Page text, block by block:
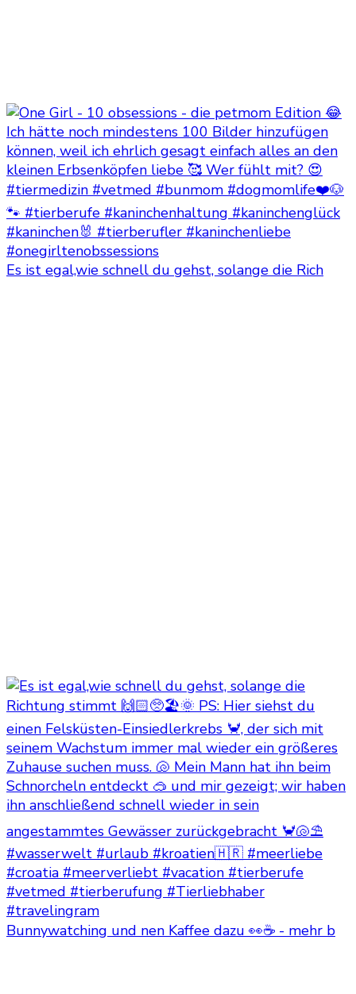
Es ist egal,wie schnell du gehst, solange die Rich
Bunnywatching und nen Kaffee dazu 👀☕ - mehr b